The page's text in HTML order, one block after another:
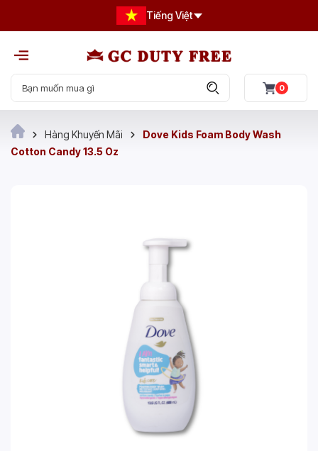
Tiếng Việt
0
Hàng Khuyến Mãi
Dove Kids Foam Body Wash
Cotton Candy 13.5 Oz